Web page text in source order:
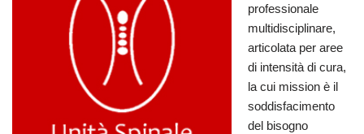
professionale
multidisciplinare,
articolata per aree
di intensità di cura,
la cui mission è il
soddisfacimento
del bisogno